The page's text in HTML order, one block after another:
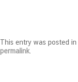
This entry was posted in
permalink.